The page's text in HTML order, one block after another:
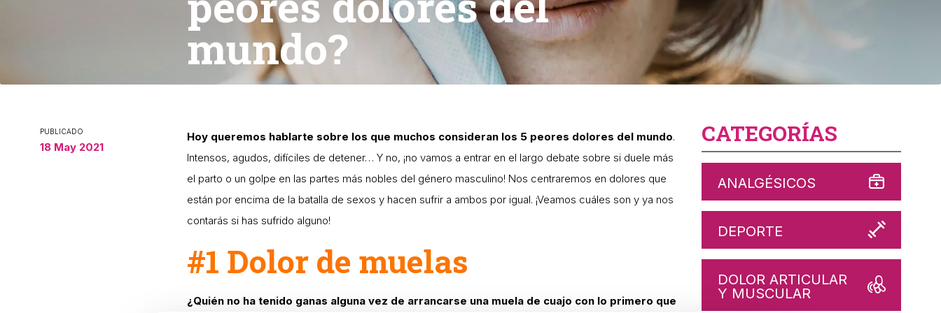
mundo?
PUBLICADO
18 May 2021
Hoy queremos hablarte sobre los que muchos consideran los 5 peores dolores del mundo.
Intensos, agudos, difíciles de detener… Y no, ¡no vamos a entrar en el largo debate sobre si duele más
el parto o un golpe en las partes más nobles del género masculino! Nos centraremos en dolores que
están por encima de la batalla de sexos y hacen sufrir a ambos por igual. ¡Veamos cuáles son y ya nos
contarás si has sufrido alguno!
#1 Dolor de muelas
¿Quién no ha tenido ganas alguna vez de arrancarse una muela de cuajo con lo primero que
CATEGORÍAS
ANALGÉSICOS
DEPORTE
DOLOR ARTICULAR
Y MUSCULAR